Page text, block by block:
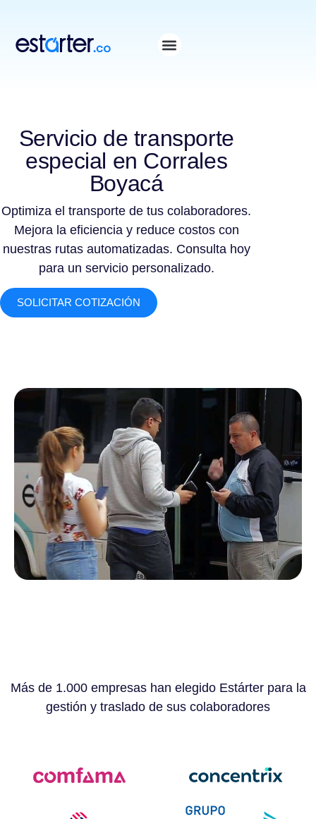
Servicio de transporte
especial en Corrales
Boyacá
Optimiza el transporte de tus colaboradores.
Mejora la eficiencia y reduce costos con
nuestras rutas automatizadas. Consulta hoy
para un servicio personalizado.
SOLICITAR COTIZACIÓN
Más de 1.000 empresas han elegido Estárter para la
gestión y traslado de sus colaboradores